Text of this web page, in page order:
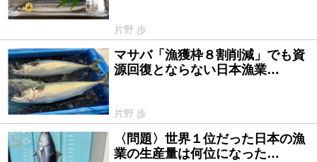
片野 歩
2025/02/28
マサバ「漁獲枠８割削減」でも資
源回復とならない日本漁業…
片野 歩
2025/01/28
〈問題〉世界１位だった日本の漁
業の生産量は何位になった…